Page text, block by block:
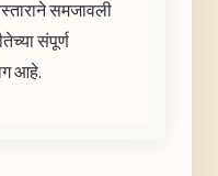
समजावली
संपूर्ण
आहे.